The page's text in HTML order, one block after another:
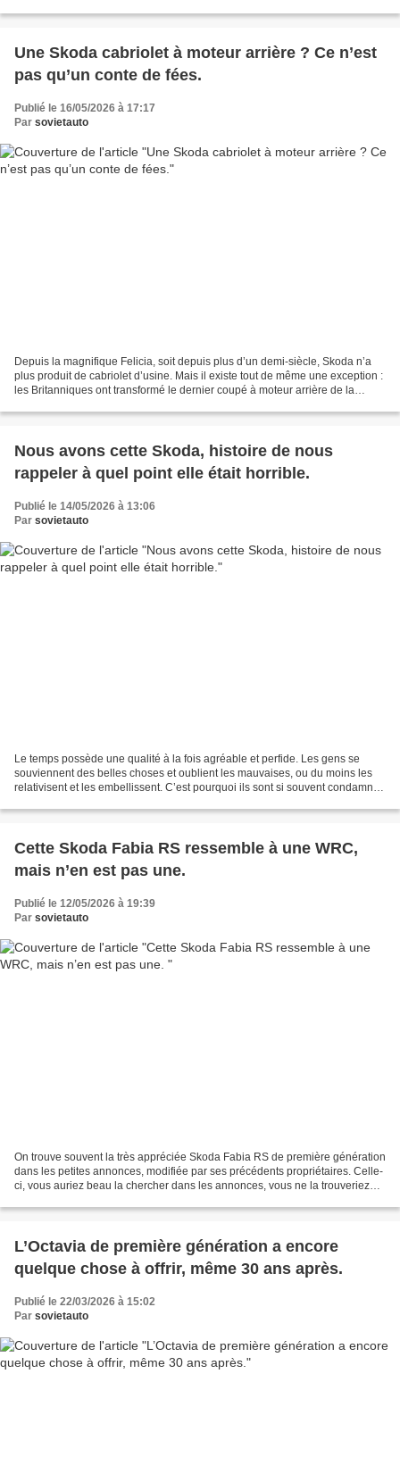
Une Skoda cabriolet à moteur arrière ? Ce n’est
pas qu’un conte de fées.
Publié le 16/05/2026 à 17:17
Par sovietauto
Depuis la magnifique Felicia, soit depuis plus d’un demi-siècle, Skoda n’a
plus produit de cabriolet d’usine. Mais il existe tout de même une exception :
les Britanniques ont transformé le dernier coupé à moteur arrière de la
Nous avons cette Skoda, histoire de nous
rappeler à quel point elle était horrible.
Publié le 14/05/2026 à 13:06
Par sovietauto
Le temps possède une qualité à la fois agréable et perfide. Les gens se
souviennent des belles choses et oublient les mauvaises, ou du moins les
relativisent et les embellissent. C’est pourquoi ils sont si souvent condamnés
Cette Skoda Fabia RS ressemble à une WRC,
mais n’en est pas une.
Publié le 12/05/2026 à 19:39
Par sovietauto
On trouve souvent la très appréciée Skoda Fabia RS de première génération
dans les petites annonces, modifiée par ses précédents propriétaires. Celle-
ci, vous auriez beau la chercher dans les annonces, vous ne la trouveriez
L’Octavia de première génération a encore
quelque chose à offrir, même 30 ans après.
Publié le 22/03/2026 à 15:02
Par sovietauto